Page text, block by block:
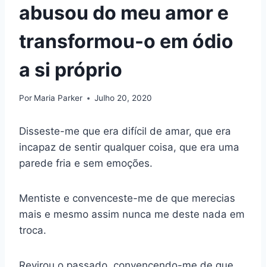
abusou do meu amor e
transformou-o em ódio
a si próprio
Por Maria Parker Julho 20, 2020
Disseste-me que era difícil de amar, que era
incapaz de sentir qualquer coisa, que era uma
parede fria e sem emoções.
Mentiste e convenceste-me de que merecias
mais e mesmo assim nunca me deste nada em
troca.